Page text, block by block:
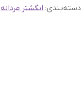
دسته‌بندی:انگشتر مردانه